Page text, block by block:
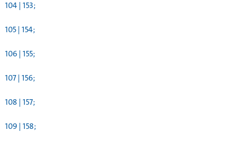
104 | 153;
105 | 154;
106 | 155;
107 | 156;
108 | 157;
109 | 158;